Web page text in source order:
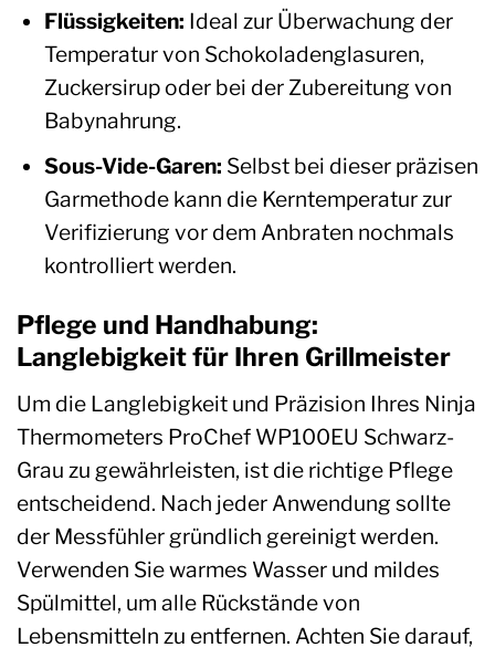
Flüssigkeiten: Ideal zur Überwachung der
Temperatur von Schokoladenglasuren,
Zuckersirup oder bei der Zubereitung von
Babynahrung.
Sous-Vide-Garen: Selbst bei dieser präzisen
Garmethode kann die Kerntemperatur zur
Verifizierung vor dem Anbraten nochmals
kontrolliert werden.
Pflege und Handhabung:
Langlebigkeit für Ihren Grillmeister
Um die Langlebigkeit und Präzision Ihres Ninja
Thermometers ProChef WP100EU Schwarz-
Grau zu gewährleisten, ist die richtige Pflege
entscheidend. Nach jeder Anwendung sollte
der Messfühler gründlich gereinigt werden.
Verwenden Sie warmes Wasser und mildes
Spülmittel, um alle Rückstände von
Lebensmitteln zu entfernen. Achten Sie darauf,